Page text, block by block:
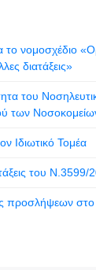
το νομοσχέδιο
διατάξεις»
του
των
Ιδιωτικό Τομέα
του Ν.3599/
στο